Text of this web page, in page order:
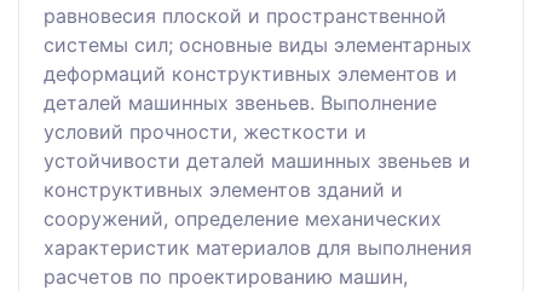
равновесия плоской и пространственной
системы сил; основные виды элементарных
деформаций конструктивных элементов и
деталей машинных звеньев. Выполнение
условий прочности, жесткости и
устойчивости деталей машинных звеньев и
конструктивных элементов зданий и
сооружений, определение механических
характеристик материалов для выполнения
расчетов по проектированию машин,